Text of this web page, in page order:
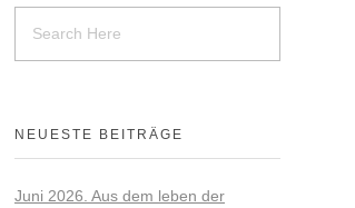
NEUESTE BEITRÄGE
Juni 2026. Aus dem leben der